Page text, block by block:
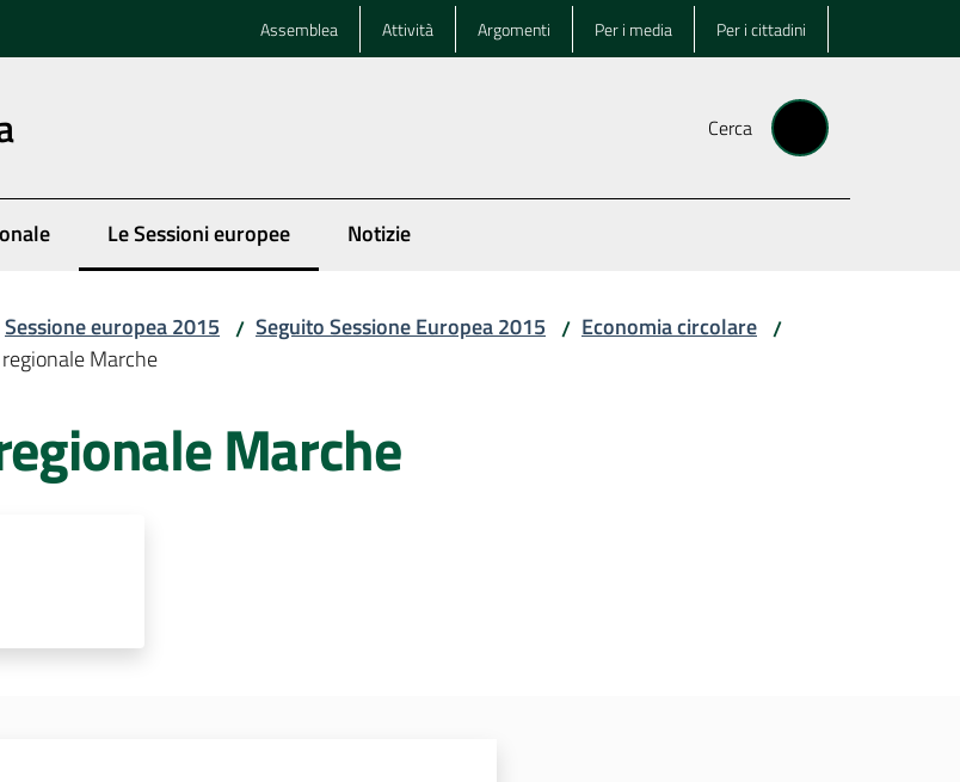
Assemblea Attività Argomenti Per i media Per i cittadini
Cerca
Le Sessioni europee
Menu selezionato Notizie
Sessione europea 2015 / Seguito Sessione Europea 2015 / Economia circolare /
Marche
Marche